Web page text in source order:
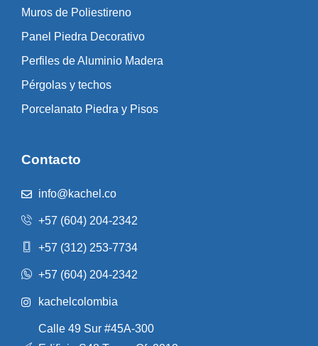
Muros de Poliestireno
Panel Piedra Decorativo
Perfiles de Aluminio Madera
Pérgolas y techos
Porcelanato Piedra y Pisos
Contacto
info@kachel.co
+57 (604) 204-2342
+57 (312) 253-7734
+57 (604) 204-2342
kachelcolombia
Calle 49 Sur #45A-300